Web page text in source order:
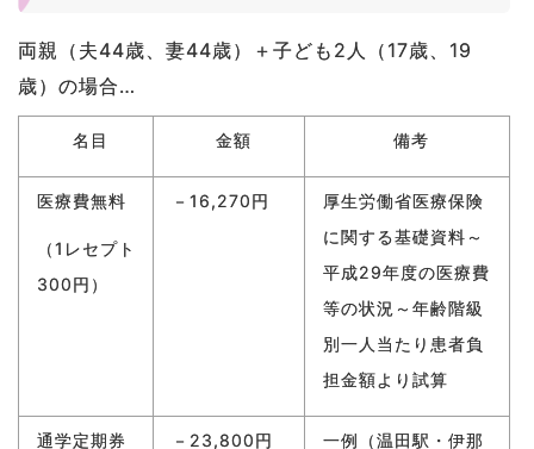
両親（夫44歳、妻44歳）＋子ども2人（17歳、19
歳）の場合…
名目 金額 備考
医療費無料
（1レセプト
300円）
－16,270円
厚生労働省医療保険
に関する基礎資料～
平成29年度の医療費
等の状況～年齢階級
別一人当たり患者負
担金額より試算
通学定期券
－23,800円
一例（温田駅・伊那